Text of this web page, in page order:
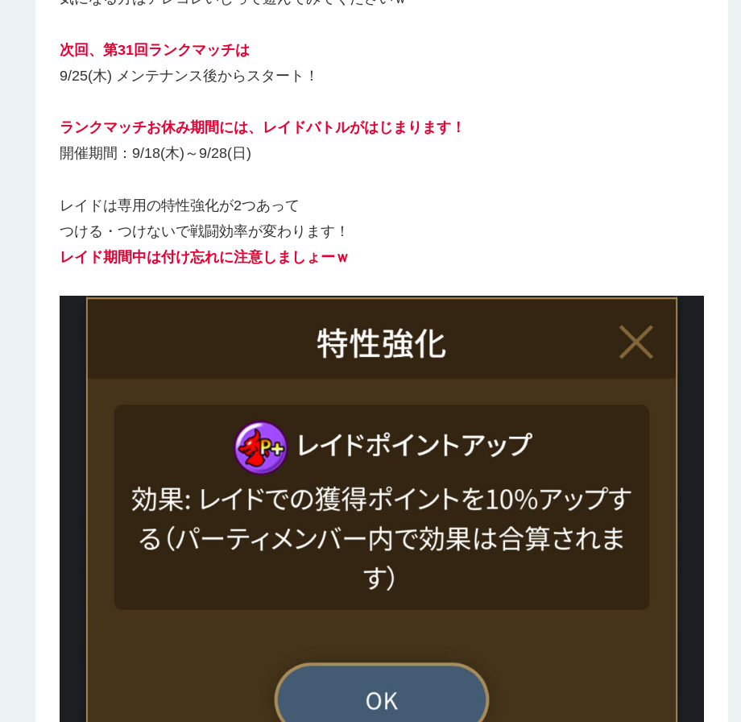
次回、第31回ランクマッチは
9/25(木) メンテナンス後からスタート！
ランクマッチお休み期間には、レイドバトルがはじまります！
開催期間：9/18(木)～9/28(日)
レイドは専用の特性強化が2つあって
つける・つけないで戦闘効率が変わります！
レイド期間中は付け忘れに注意しましょーｗ